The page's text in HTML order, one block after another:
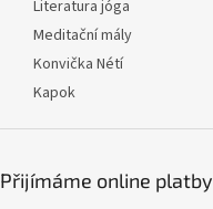
Literatura jóga
Meditační mály
Konvička Nétí
Kapok
Přijímáme online platby